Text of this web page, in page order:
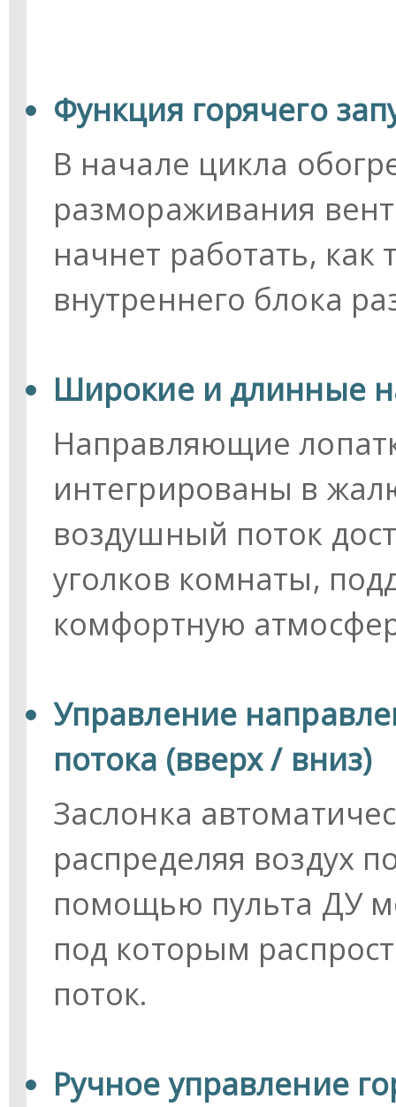
Функция горячего
В начале цикла
размораживания
начнет работать,
внутреннего блока
Широкие и длинные
Направляющие
интегрированы в
воздушный поток
уголков комнаты,
комфортную
Управление
потока (вверх / вниз)
Заслонка
распределяя воздух
помощью пульта ДУ
под которым
поток.
Ручное управление